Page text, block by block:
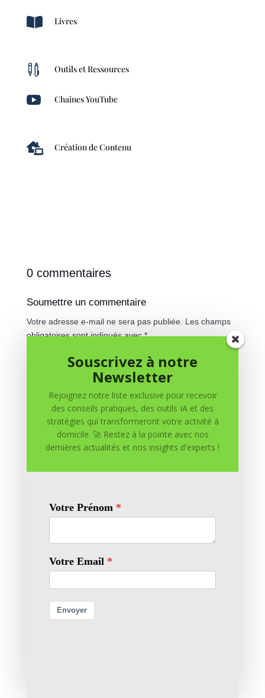
 Livres
 Outils et Ressources
 Chaînes YouTube
 Création de Contenu
0 commentaires
Soumettre un commentaire
Votre adresse e-mail ne sera pas publiée. Les champs
obligatoires sont indiqués avec*
Souscrivez à notre
Newsletter
Rejoignez notre liste exclusive pour recevoir
des conseils pratiques, des outils IA et des
stratégies qui transformeront votre activité à
domicile. 🚀 Restez à la pointe avec nos
dernières actualités et nos insights d'experts !